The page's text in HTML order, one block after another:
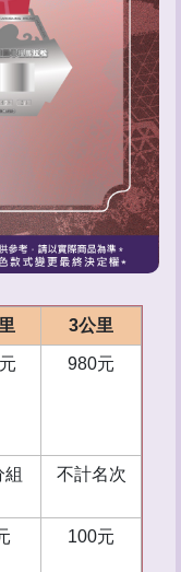
3公里
980元
組 不計名次
100元